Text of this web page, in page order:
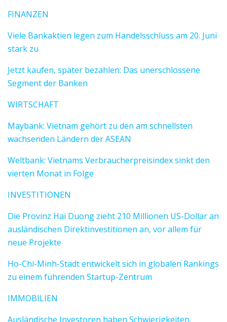
FINANZEN
Viele Bankaktien legen zum Handelsschluss am 20. Juni
stark zu
Jetzt kaufen, später bezahlen: Das unerschlossene
Segment der Banken
WIRTSCHAFT
Maybank: Vietnam gehört zu den am schnellsten
wachsenden Ländern der ASEAN
Weltbank: Vietnams Verbraucherpreisindex sinkt den
vierten Monat in Folge
INVESTITIONEN
Die Provinz Hai Duong zieht 210 Millionen US-Dollar an
ausländischen Direktinvestitionen an, vor allem für
neue Projekte
Ho-Chi-Minh-Stadt entwickelt sich in globalen Rankings
zu einem führenden Startup-Zentrum
IMMOBILIEN
Ausländische Investoren haben Schwierigkeiten,